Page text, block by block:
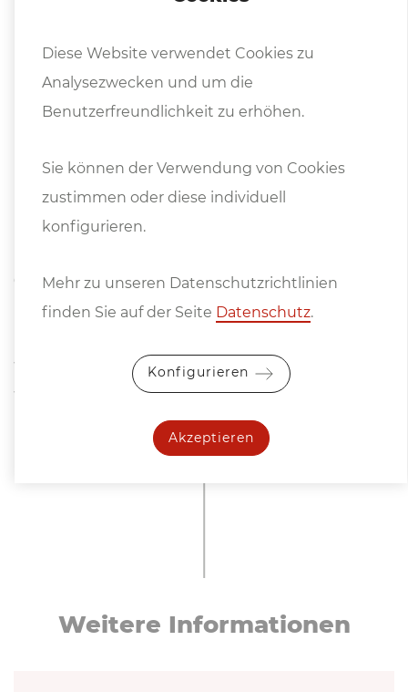
• Schutzfeder für Kühlschlauch
• MT2 Drift
• 2,5 mm Inbusschlüssel
• 5 mm Inbusschlüssel mit Griff
• 8 mm Ringgabelschlüssel
• Bedienungsanleitung
Optionen (Preise auf Anfrage):
Rohrbefestigung
Vakuumpad
Vakkumpumpe
Weitere In­for­ma­tio­nen
Diese Website verwendet Cookies zu
Analysezwecken und um die
Benutzerfreundlichkeit zu erhöhen.
Sie können der Verwendung von Cookies
zustimmen oder diese individuell
konfigurieren.
Mehr zu unseren Datenschutzrichtlinien
finden Sie auf der Seite Datenschutz.
Konfigurieren
Akzeptieren